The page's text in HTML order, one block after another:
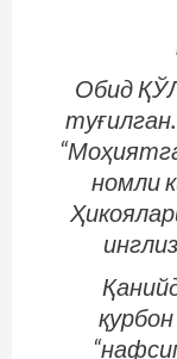
Обид
номли